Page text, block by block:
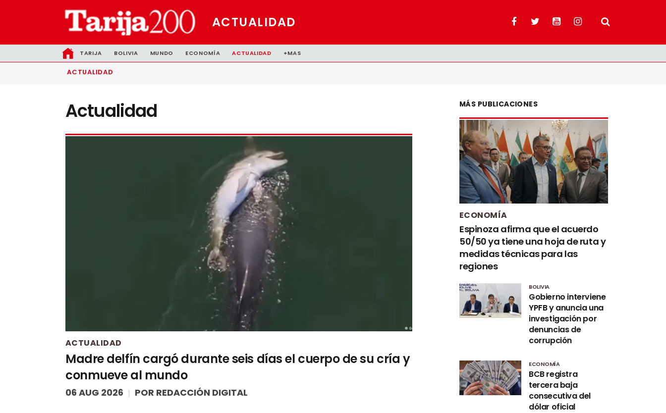
ACTUALIDAD
TARIJA BOLIVIA MUNDO ECONOMÍA ACTUALIDAD +MAS
ACTUALIDAD
Actualidad
ACTUALIDAD
Madre delfín cargó durante seis días el cuerpo de su cría y
conmueve al mundo
06 AUG 2026 POR REDACCIÓN DIGITAL
MÁS PUBLICACIONES
ECONOMÍA
Espinoza afirma que el acuerdo
50/50 ya tiene una hoja de ruta y
medidas técnicas para las
regiones
BOLIVIA
Gobierno interviene
YPFB y anuncia una
investigación por
denuncias de
corrupción
ECONOMÍA
BCB registra
tercera baja
consecutiva del
dólar oficial